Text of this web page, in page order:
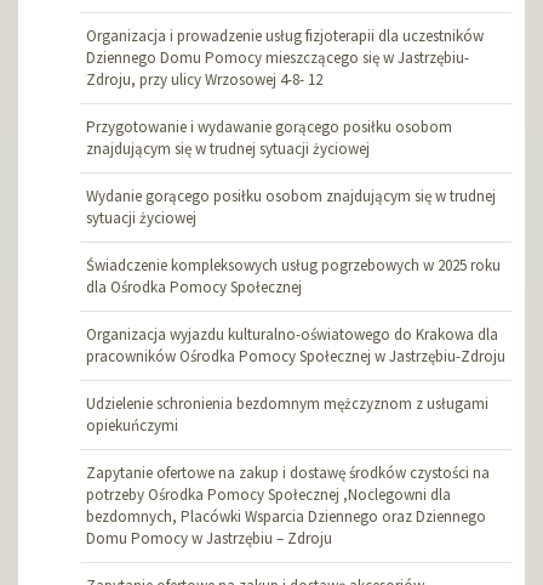
Organizacja i prowadzenie usług fizjoterapii dla uczestników
Dziennego Domu Pomocy mieszczącego się w Jastrzębiu-
Zdroju, przy ulicy Wrzosowej 4-8- 12
Przygotowanie i wydawanie gorącego posiłku osobom
znajdującym się w trudnej sytuacji życiowej
Wydanie gorącego posiłku osobom znajdującym się w trudnej
sytuacji życiowej
Świadczenie kompleksowych usług pogrzebowych w 2025 roku
dla Ośrodka Pomocy Społecznej
Organizacja wyjazdu kulturalno-oświatowego do Krakowa dla
pracowników Ośrodka Pomocy Społecznej w Jastrzębiu-Zdroju
Udzielenie schronienia bezdomnym mężczyznom z usługami
opiekuńczymi
Zapytanie ofertowe na zakup i dostawę środków czystości na
potrzeby Ośrodka Pomocy Społecznej ,Noclegowni dla
bezdomnych, Placówki Wsparcia Dziennego oraz Dziennego
Domu Pomocy w Jastrzębiu – Zdroju